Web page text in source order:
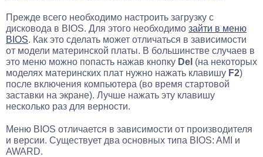
Прежде всего необходимо настроить загрузку с
дисковода в BIOS. Для этого необходимо зайти в меню
BIOS. Как это сделать может отличаться в зависимости
от модели материнской платы. В большинстве случаев в
это меню можно попасть нажав кнопку Del (на некоторых
моделях материнских плат нужно нажать клавишу F2)
после включения компьютера (во время стартовой
заставки на экране). Лучше нажать эту клавишу
несколько раз для верности.
Меню BIOS отличается в зависимости от производителя
и версии. Существует два основных типа BIOS: AMI и
AWARD.